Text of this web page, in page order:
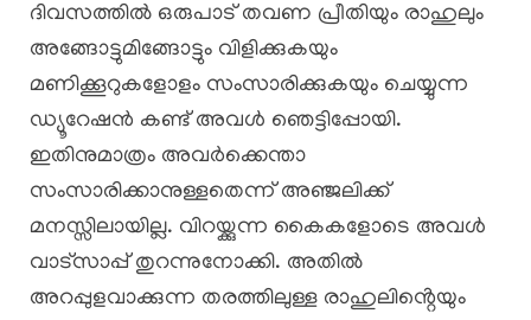
ദിവസത്തിൽ ഒരുപാട് തവണ പ്രീതിയും രാഹുലും
അങ്ങോട്ടുമിങ്ങോട്ടും വിളിക്കുകയും
മണിക്കൂറുകളോളം സംസാരിക്കുകയും ചെയ്യുന്ന
ഡ്യൂറേഷൻ കണ്ട് അവൾ ഞെട്ടിപ്പോയി.
ഇതിനുമാത്രം അവർക്കെന്താ
സംസാരിക്കാനുള്ളതെന്ന് അഞ്ജലിക്ക്
മനസ്സിലായില്ല. വിറയ്ക്കുന്ന കൈകളോടെ അവൾ
വാട്സാപ്പ് തുറന്നുനോക്കി. അതിൽ
അറപ്പുളവാക്കുന്ന തരത്തിലുള്ള രാഹുലിൻ്റെയും